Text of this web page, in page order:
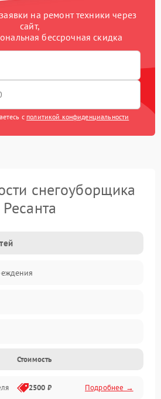
на ремонт техники через
сайт,
бессрочная скидка
с политикой конфиденциальности
снегоуборщика
Ресанта
Стоимость
2500 ₽ Подробнее →